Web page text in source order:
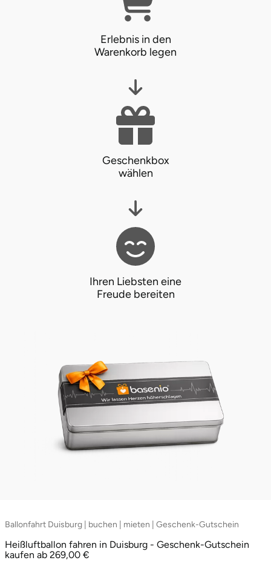
Erlebnis in den
Warenkorb legen
Geschenkbox
wählen
Ihren Liebsten eine
Freude bereiten
Ballonfahrt Duisburg | buchen | mieten | Geschenk-Gutschein
Heißluftballon fahren in Duisburg - Geschenk-Gutschein
kaufen ab 269,00 €